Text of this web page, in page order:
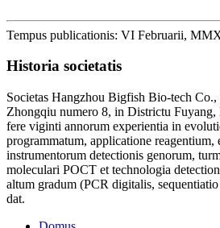
Tempus publicationis: VI Februarii,
Historia societatis
Societas Hangzhou Bigfish Bio-tech
Zhongqiu numero 8, in Districtu
fere viginti annorum experientia in
programmatum, applicatione reagentium,
instrumentorum detectionis genorum,
moleculari POCT et technologia
altum gradum (PCR digitalis,
dat.